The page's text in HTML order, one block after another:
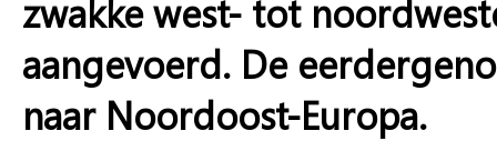
zwakke west- tot
aangevoerd. De
naar Noordoost-Europa.